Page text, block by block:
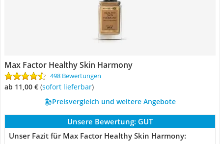
Max Factor Healthy Skin Harmony
498 Bewertungen
ab 11,00 € ( Sofort lieferbar)
Preisvergleich und weitere Angebote
Unsere Bewertung: GUT
Unser Fazit für Max Factor Healthy Skin Harmony: